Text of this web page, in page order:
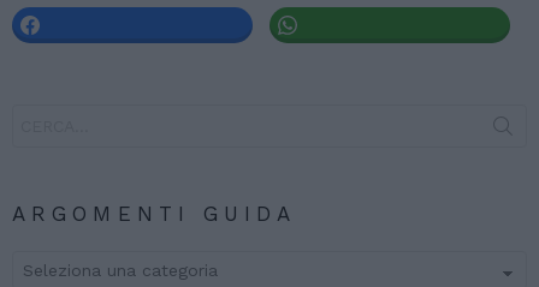
ARGOMENTI GUIDA
GUIDA